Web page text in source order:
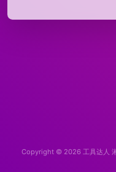
Copyright © 2026 工具达人